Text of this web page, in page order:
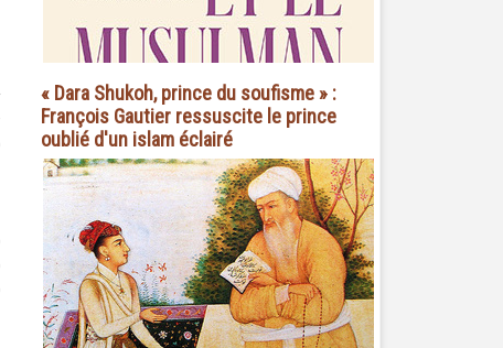
« Dara Shukoh, prince du soufisme » :
François Gautier ressuscite le prince
oublié d'un islam éclairé